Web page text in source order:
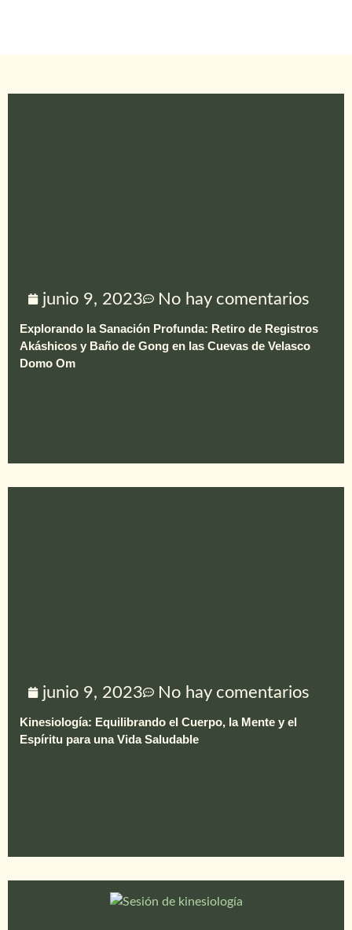
junio 9, 2023 No hay comentarios
Explorando la Sanación Profunda: Retiro de Registros
Akáshicos y Baño de Gong en las Cuevas de Velasco
Domo Om
junio 9, 2023 No hay comentarios
Kinesiología: Equilibrando el Cuerpo, la Mente y el
Espíritu para una Vida Saludable